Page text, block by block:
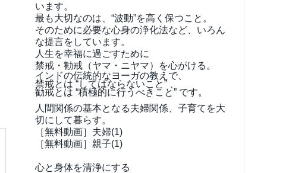
います。
最も大切なのは、“波動”を高く保つこと。
そのために必要な心身の浄化法など、いろん
な提言をしています。
人生を幸福に過ごすために
禁戒・勧戒（ヤマ・ニヤマ）を心がける。
インドの伝統的なヨーガの教えで、
禁戒とは “してはならないこと” 、
勧戒とは “積極的に行うべきこと” です。
人間関係の基本となる夫婦関係、子育てを大
切にして暮らす。
［無料動画］夫婦(1)
［無料動画］親子(1)
心と身体を清浄にする